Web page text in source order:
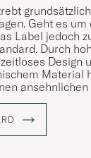
den ska!
AM AUF
min stora
Bra i beställd
AUF
Geht es
Label jedoch
Durch
Design
Material
Marke